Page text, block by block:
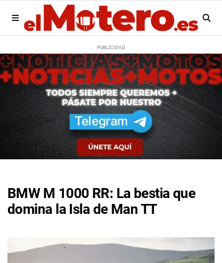
BMW M 1000 RR: La bestia que
domina la Isla de Man TT